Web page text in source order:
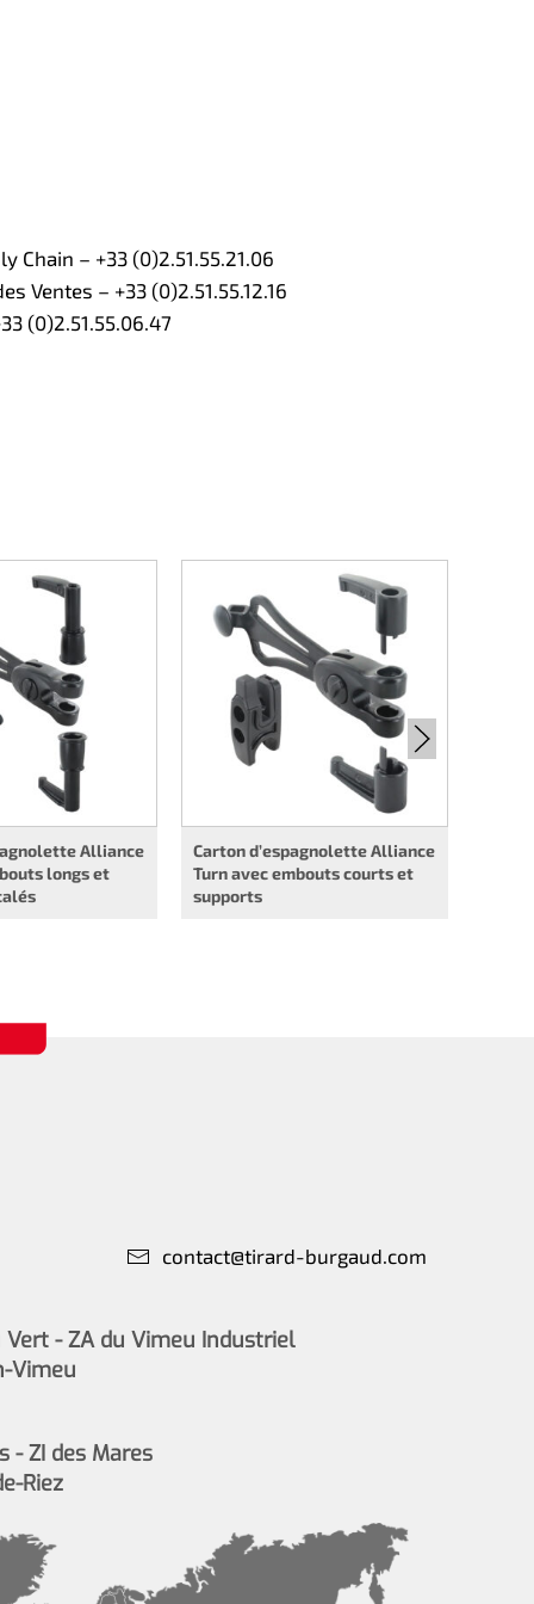
Chain – +33 (0)2.51.55.21.06
Ventes – +33 (0)2.51.55.12.16
(0)2.51.55.06.47
Alliance
longs et
Carton d’espagnolette Alliance
Turn avec embouts courts et
supports
contact@tirard-burgaud.com
Vert - ZA du Vimeu Industriel
Vimeu
- ZI des Mares
Riez